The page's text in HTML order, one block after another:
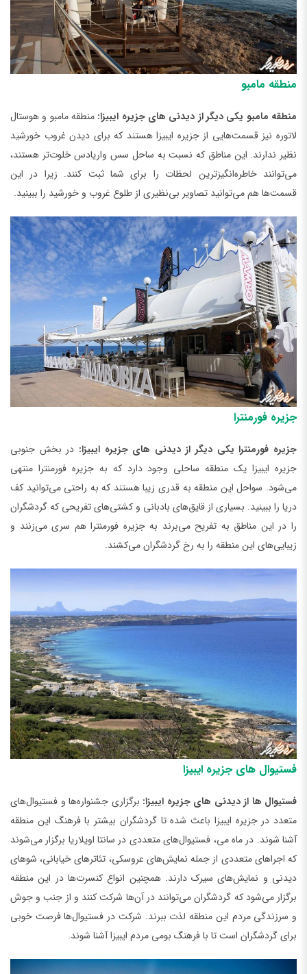
منطقه مامبو
منطقه مامبو یکی دیگر از دیدنی ‌های جزیره ایبیزا: منطقه مامبو و هوستال
لاتوره نیز قسمت‌هایی از جزیره ایبیزا هستند که برای دیدن غروب خورشید
نظیر ندارند. این مناطق که نسبت به ساحل سس واریادس خلوت‌تر هستند،
می‌توانند خاطره‌انگیزترین لحظات را برای شما ثبت کنند. زیرا در این
قسمت‌ها هم می‌توانید تصاویر بی‌نظیری از طلوع غروب و خورشید را ببینید.
جزیره فورمنترا
جزیره فورمنترا یکی دیگر از دیدنی ‌های جزیره ایبیزا: در بخش جنوبی
جزیره ایبیزا یک منطقه ساحلی وجود دارد که به جزیره فورمنترا منتهی
می‌شود. سواحل این منطقه به قدری زیبا هستند که به راحتی می‌توانید کف
دریا را ببینید. بسیاری از قایق‌های بادبانی و کشتی‌های تفریحی که گردشگران
را در این مناطق به تفریح می‌برند به جزیره فورمنترا هم سری می‌زنند و
زیبایی‌های این منطقه را به رخ گردشگران می‌کشند.
فستیوال‌ های جزیره ایبیزا
فستیوال ها از دیدنی ‌های جزیره ایبیزا: برگزاری جشنواره‌ها و فستیوال‌های
متعدد در جزیره ایبیزا باعث شده تا گردشگران بیشتر با فرهنگ این منطقه
آشنا شوند. در ماه می، فستیوال‌های متعددی در سانتا اویلاریا برگزار می‌شوند
که اجراهای متعددی از جمله نمایش‌های عروسکی، تئاترهای خیابانی، شوهای
دیدنی و نمایش‌های سیرک دارند. همچنین انواع کنسرت‌ها در این منطقه
برگزار می‌شود که گردشگران می‌توانند در آن‌ها شرکت کنند و از جنب و جوش
و سرزندگی مردم این منطقه لذت ببرند. شرکت در فستیوال‌ها فرصت خوبی
برای گردشگران است تا با فرهنگ بومی مردم ایبیزا آشنا شوند.